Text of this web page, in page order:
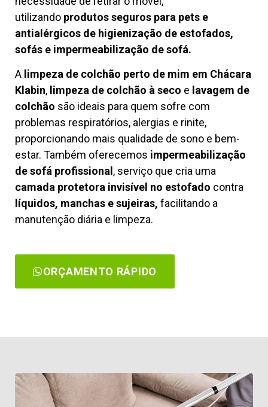
utilizando produtos seguros para pets e
antialérgicos de higienização de estofados,
sofás e impermeabilização de sofá.
A limpeza de colchão perto de mim em Chácara
Klabin, limpeza de colchão à seco e lavagem de
colchão são ideais para quem sofre com
problemas respiratórios, alergias e rinite,
proporcionando mais qualidade de sono e bem-
estar. Também oferecemos impermeabilização
de sofá profissional , serviço que cria uma
camada protetora invisível no estofado contra
líquidos, manchas e sujeiras, facilitando a
manutenção diária e limpeza.
ORÇAMENTO RÁPIDO